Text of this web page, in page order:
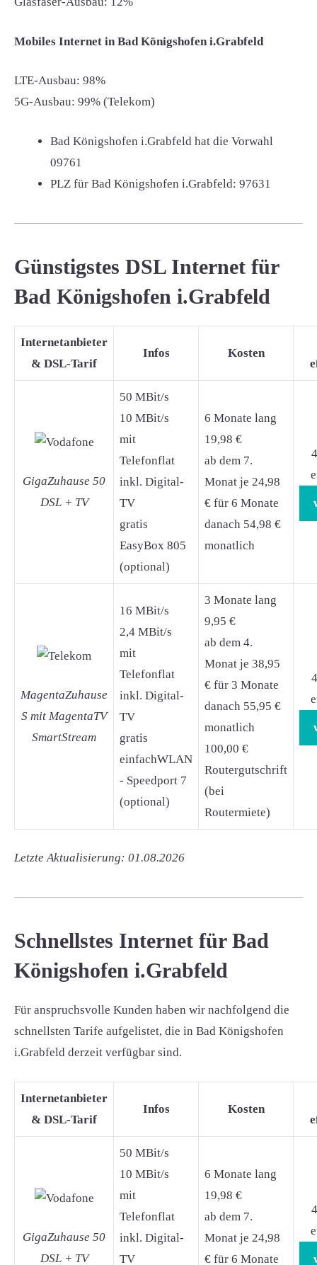
Mobiles Internet in Bad Königshofen i.Grabfeld
LTE-Ausbau: 98%
5G-Ausbau: 99% (Telekom)
Bad Königshofen i.Grabfeld hat die Vorwahl
09761
PLZ für Bad Königshofen i.Grabfeld: 97631
Günstigstes DSL Internet für
Bad Königshofen i.Grabfeld
Internetanbieter
& DSL-Tarif
Infos Kosten
GigaZuhause 50
DSL + TV
50 MBit/s
10 MBit/s
mit
Telefonflat
inkl. Digital-
TV
gratis
EasyBox 805
(optional)
6 Monate lang
19,98 €
ab dem 7.
Monat je 24,98
€ für 6 Monate
danach 54,98 €
monatlich
MagentaZuhause
S mit MagentaTV
SmartStream
16 MBit/s
2,4 MBit/s
mit
Telefonflat
inkl. Digital-
TV
gratis
einfachWLAN
- Speedport 7
(optional)
3 Monate lang
9,95 €
ab dem 4.
Monat je 38,95
€ für 3 Monate
danach 55,95 €
monatlich
100,00 €
Routergutschrift
(bei
Routermiete)
Letzte Aktualisierung: 01.08.2026
Schnellstes Internet für Bad
Königshofen i.Grabfeld
Für anspruchsvolle Kunden haben wir nachfolgend die
schnellsten Tarife aufgelistet, die in Bad Königshofen
i.Grabfeld derzeit verfügbar sind.
Internetanbieter
& DSL-Tarif
Infos Kosten
GigaZuhause 50
DSL + TV
50 MBit/s
10 MBit/s
mit
Telefonflat
inkl. Digital-
TV
6 Monate lang
19,98 €
ab dem 7.
Monat je 24,98
€ für 6 Monate